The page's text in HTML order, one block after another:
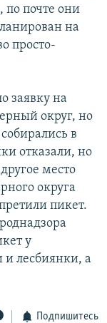
по почте они
на
просто-
заявку на
округ, но
в
отказали, но
место
округа
пикет.
у
и лесбиянки, а
Подпишитесь